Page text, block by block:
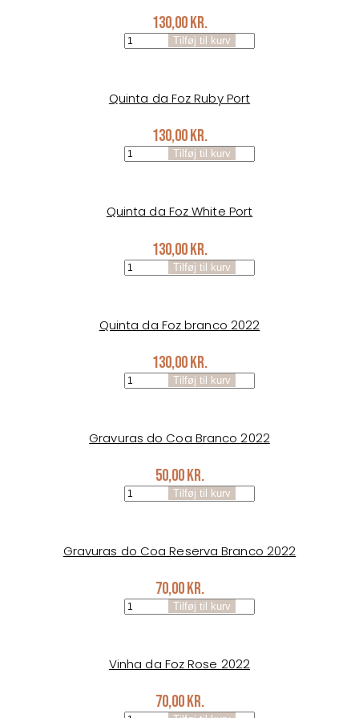
130,00kr.
Quinta
da
Port
Tilføj til kurv
Quinta da Foz Ruby Port
130,00kr.
Quinta
da
Port
Tilføj til kurv
Quinta da Foz White Port
130,00kr.
Quinta
da
Port
Tilføj til kurv
Quinta da Foz branco 2022
130,00kr.
Quinta
da
2022
Tilføj til kurv
Gravuras do Coa Branco 2022
50,00kr.
Gravuras
do
2022
Tilføj til kurv
Gravuras do Coa Reserva Branco 2022
70,00kr.
Gravuras
do
Branco
Tilføj til kurv
Vinha da Foz Rose 2022
70,00kr.